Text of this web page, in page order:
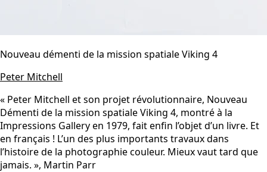
Nouveau démenti de la mission spatiale Viking 4
Peter Mitchell
« Peter Mitchell et son projet révolutionnaire, Nouveau
Démenti de la mission spatiale Viking 4, montré à la
Impressions Gallery en 1979, fait enfin l’objet d’un livre. Et
en français ! L’un des plus importants travaux dans
l’histoire de la photographie couleur. Mieux vaut tard que
jamais. », Martin Parr